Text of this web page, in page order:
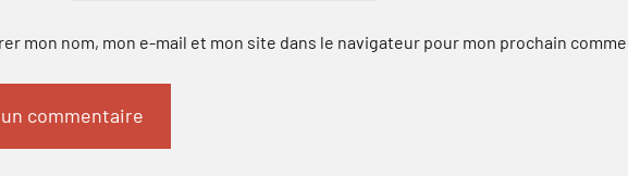
mon nom, mon e-mail et mon site dans le navigateur pour mon prochain